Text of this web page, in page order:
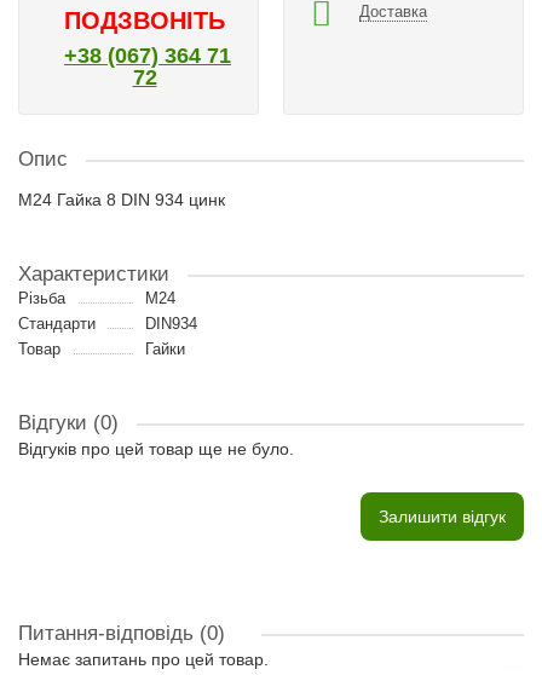
ПОДЗВОНІТЬ
+38 (067) 364 71
72
Доставка
Опис
M24 Гайка 8 DIN 934 цинк
Характеристики
Різьба
M24
Стандарти
DIN934
Товар
Гайки
Відгуки (0)
Відгуків про цей товар ще не було.
Залишити відгук
Питання-відповідь (0)
Немає запитань про цей товар.